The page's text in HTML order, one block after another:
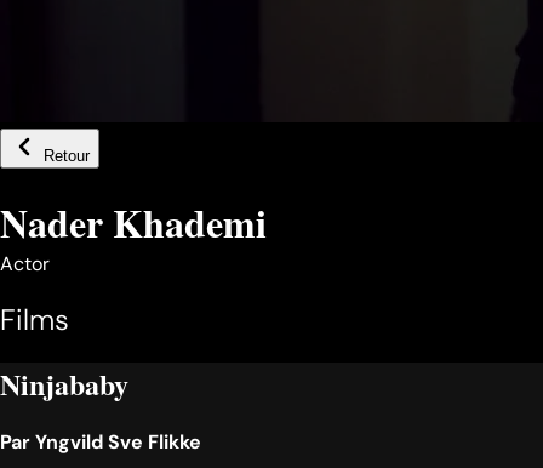
Retour
Nader Khademi
Actor
Films
Ninjababy
ParYngvild Sve Flikke